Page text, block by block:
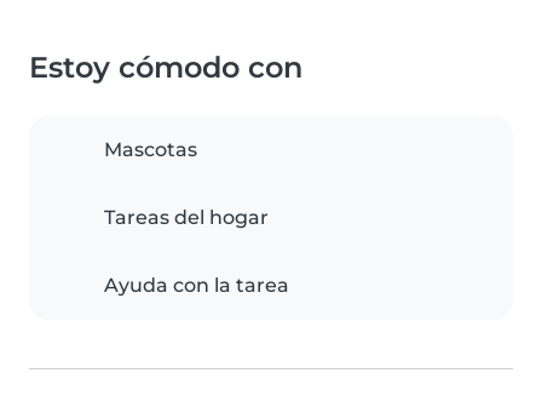
Estoy cómodo con
Mascotas
Tareas del hogar
Ayuda con la tarea